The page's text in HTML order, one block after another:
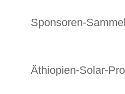
Sponsoren-
Äthiopien-Solar-